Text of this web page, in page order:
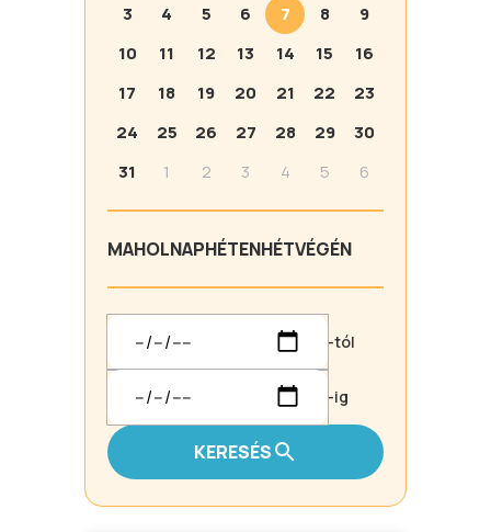
3
4 5 6 7 8
9
10
11 12 13 14 15
16
17
18 19 20 21 22
23
24
25 26 27 28 29
30
31
1 2 3 4 5 6
MAHOLNAPHÉTENHÉTVÉGÉN
-tól
-ig
KERESÉS